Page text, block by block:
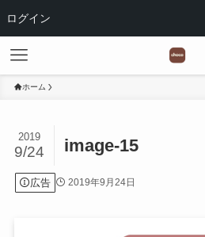
ログイン
ホーム
image-15
2019
9/24
広告 2019年9月24日